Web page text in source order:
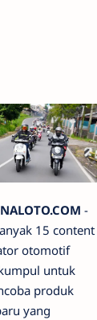
-
15 content
otomotif
untuk
produk
yang